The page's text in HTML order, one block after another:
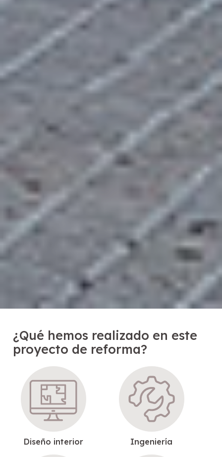
¿Qué hemos realizado en este
proyecto de reforma?
Diseño interior Ingeniería